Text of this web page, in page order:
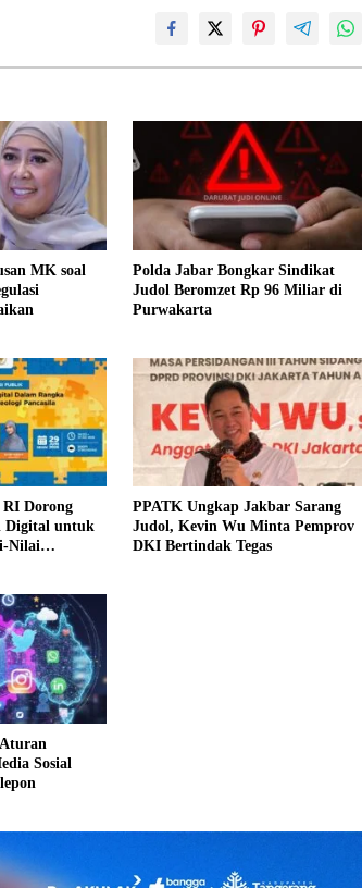
MK soal
Polda Jabar Bongkar Sindikat
Judol Beromzet Rp 96 Miliar di
Purwakarta
Dorong
Digital untuk
Nilai
PPATK Ungkap Jakbar Sarang
Judol, Kevin Wu Minta Pemprov
DKI Bertindak Tegas
Sosial